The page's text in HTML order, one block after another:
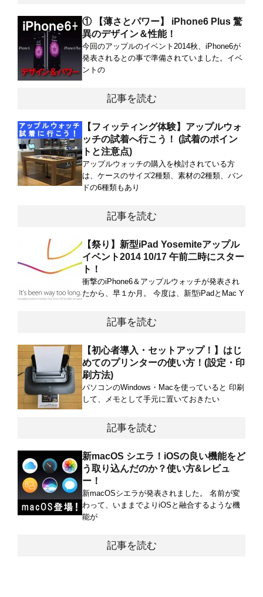
① 【薄さとパワー】 iPhone6 Plus 驚
異のデザイン＆性能！
今回のアップルのイベント2014秋、iPhone6が
発表されるとの事で準備されていました。イベ
ントの
記事を読む
【フィッティング体験】アップルウォ
ッチの試着へ行こう！ (試着のポイン
トと注意点)
アップルウォッチの購入を検討されている方
は、ケースのサイズ2種類、素材の2種類、バン
ドの6種類もあり
記事を読む
【祭り】新型iPad Yosemiteアップル
イベント2014 10/17 午前二時にスター
ト！
衝撃のiPhone6＆アップルウォッチが発表され
たから、早１か月。 今度は、新型iPadとMac Y
記事を読む
【初心者導入・セットアップ！】はじ
めてのプリンターの使い方！(設定・印
刷方法)
パソコンのWindows・Macを使っていると 印刷
して、メモとして手元に置いておきたい
記事を読む
新macOS シエラ！iOSの良い機能をど
う取り込んだのか？使い方&レビュ
ー！
新macOSシエラが発表されました。 名前が変
わって、いままでよりiOSと融合するような機
能が
記事を読む